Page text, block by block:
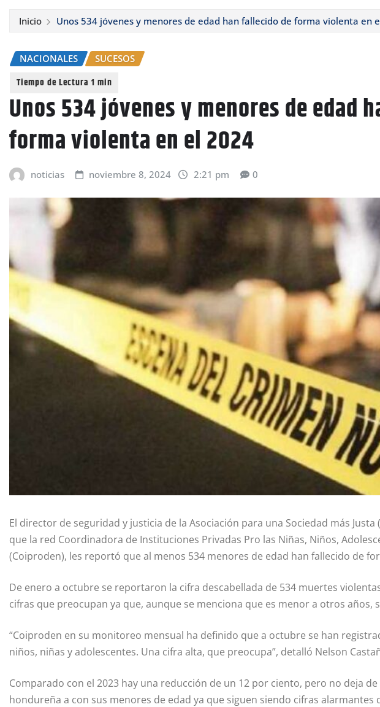
Inicio Unos 534 jóvenes y menores de edad han fallecido de forma violenta en
NACIONALES SUCESOS
Unos 534 jóvenes y menores de edad
forma violenta en el 2024
noticias noviembre 8, 2024 2:21 pm 0
El director de seguridad y justicia de la Asociación para una Sociedad más Justa
que la red Coordinadora de Instituciones Privadas Pro las Niñas, Niños,
(Coiproden), les reportó que al menos 534 menores de edad han fallecido de
De enero a octubre se reportaron la cifra descabellada de 534 muertes
cifras que preocupan ya que, aunque se menciona que es menor a otros años,
“Coiproden en su monitoreo mensual ha definido que a octubre se han
niños, niñas y adolescentes. Una cifra alta, que preocupa”, detalló Nelson
Comparado con el 2023 hay una reducción de un 12 por ciento, pero no deja
hondureña a con sus menores de edad ya que siguen siendo cifras alarmantes